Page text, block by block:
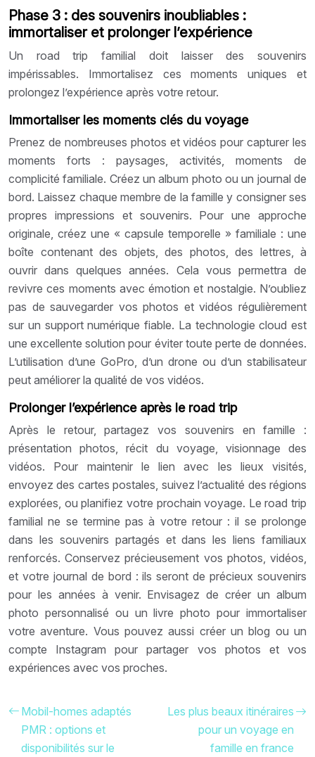
Phase 3 : des souvenirs inoubliables :
immortaliser et prolonger l’expérience
Un road trip familial doit laisser des souvenirs
impérissables. Immortalisez ces moments uniques et
prolongez l’expérience après votre retour.
Immortaliser les moments clés du voyage
Prenez de nombreuses photos et vidéos pour capturer les
moments forts : paysages, activités, moments de
complicité familiale. Créez un album photo ou un journal de
bord. Laissez chaque membre de la famille y consigner ses
propres impressions et souvenirs. Pour une approche
originale, créez une « capsule temporelle » familiale : une
boîte contenant des objets, des photos, des lettres, à
ouvrir dans quelques années. Cela vous permettra de
revivre ces moments avec émotion et nostalgie. N’oubliez
pas de sauvegarder vos photos et vidéos régulièrement
sur un support numérique fiable. La technologie cloud est
une excellente solution pour éviter toute perte de données.
L’utilisation d’une GoPro, d’un drone ou d’un stabilisateur
peut améliorer la qualité de vos vidéos.
Prolonger l’expérience après le road trip
Après le retour, partagez vos souvenirs en famille :
présentation photos, récit du voyage, visionnage des
vidéos. Pour maintenir le lien avec les lieux visités,
envoyez des cartes postales, suivez l’actualité des régions
explorées, ou planifiez votre prochain voyage. Le road trip
familial ne se termine pas à votre retour : il se prolonge
dans les souvenirs partagés et dans les liens familiaux
renforcés. Conservez précieusement vos photos, vidéos,
et votre journal de bord : ils seront de précieux souvenirs
pour les années à venir. Envisagez de créer un album
photo personnalisé ou un livre photo pour immortaliser
votre aventure. Vous pouvez aussi créer un blog ou un
compte Instagram pour partager vos photos et vos
expériences avec vos proches.
Mobil-homes adaptés
PMR : options et
disponibilités sur le
Les plus beaux itinéraires
pour un voyage en
famille en france